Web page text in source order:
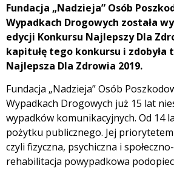
Fundacja „Nadzieja” Osób
Wypadkach Drogowych została
edycji Konkursu Najlepszy Dla
kapitułę tego konkursu i zdobyła
Najlepsza Dla Zdrowia 2019.
Fundacja „Nadzieja” Osób
Wypadkach Drogowych już 15 lat
wypadków komunikacyjnych. Od 14
pożytku publicznego. Jej
czyli fizyczna, psychiczna i
rehabilitacja powypadkowa